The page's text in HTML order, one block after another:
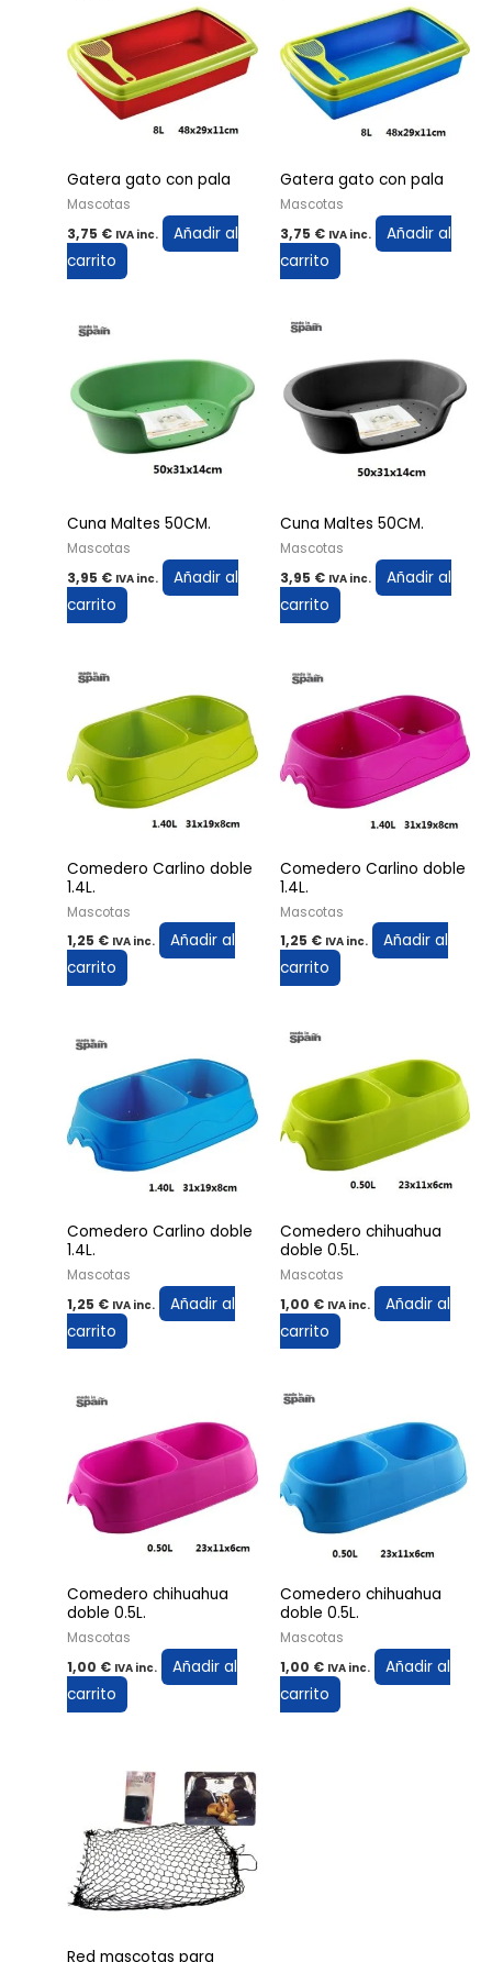
Gatera gato con pala
Mascotas
3,75 € IVA inc.
Añadir al
carrito
Gatera gato con pala
Mascotas
3,75 € IVA inc.
Añadir al
carrito
Cuna Maltes 50CM.
Mascotas
3,95 € IVA inc.
Añadir al
carrito
Cuna Maltes 50CM.
Mascotas
3,95 € IVA inc.
Añadir al
carrito
Comedero Carlino doble
1.4L.
Mascotas
1,25 € IVA inc.
Añadir al
carrito
Comedero Carlino doble
1.4L.
Mascotas
1,25 € IVA inc.
Añadir al
carrito
Comedero Carlino doble
1.4L.
Mascotas
1,25 € IVA inc.
Añadir al
carrito
Comedero chihuahua
doble 0.5L.
Mascotas
1,00 € IVA inc.
Añadir al
carrito
Comedero chihuahua
doble 0.5L.
Mascotas
1,00 € IVA inc.
Añadir al
carrito
Comedero chihuahua
doble 0.5L.
Mascotas
1,00 € IVA inc.
Añadir al
carrito
Red mascotas para